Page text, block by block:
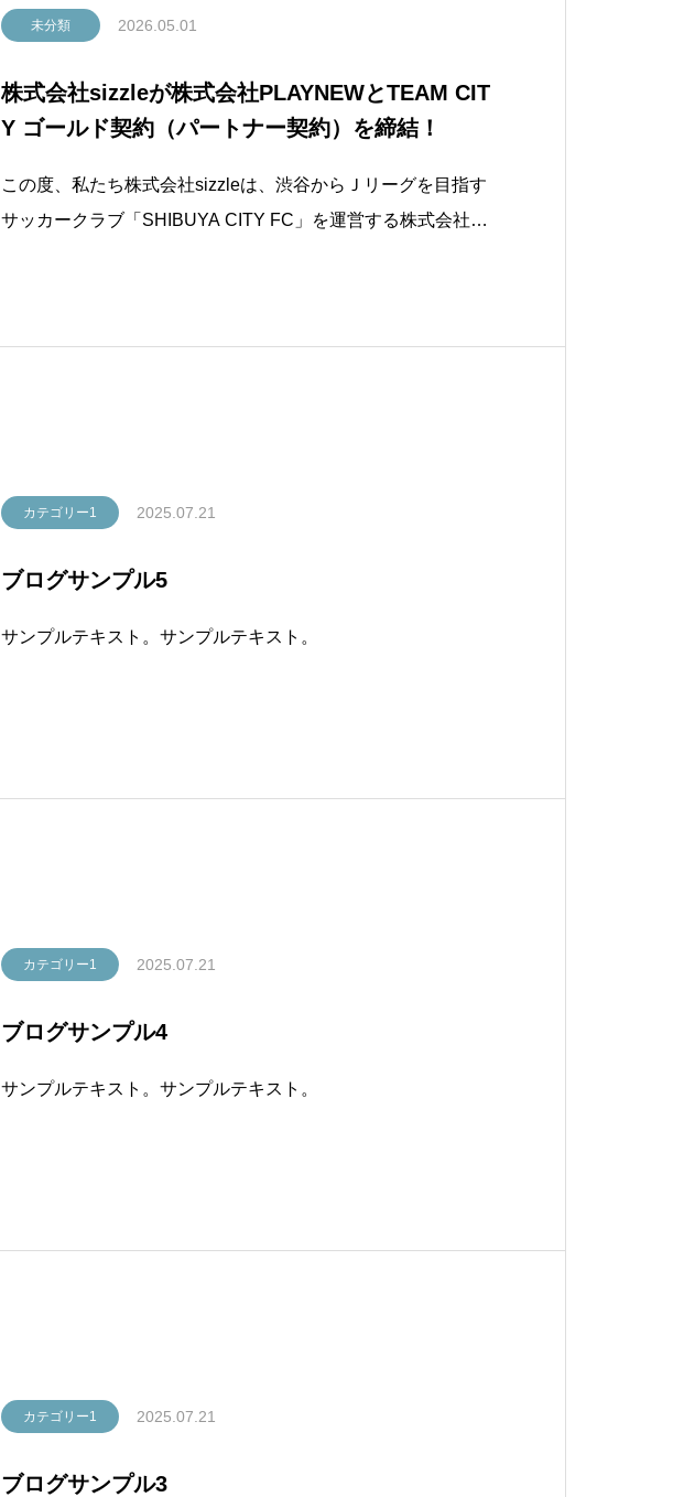
未分類 2026.05.01
株式会社sizzleが株式会社PLAYNEWとTEAM CIT
Y ゴールド契約（パートナー契約）を締結！
この度、私たち株式会社sizzleは、渋谷からＪリーグを目指す
サッカークラブ「SHIBUYA CITY FC」を運営する株式会社PL
カテゴリー1 2025.07.21
ブログサンプル5
サンプルテキスト。サンプルテキスト。
カテゴリー1 2025.07.21
ブログサンプル4
サンプルテキスト。サンプルテキスト。
カテゴリー1 2025.07.21
ブログサンプル3